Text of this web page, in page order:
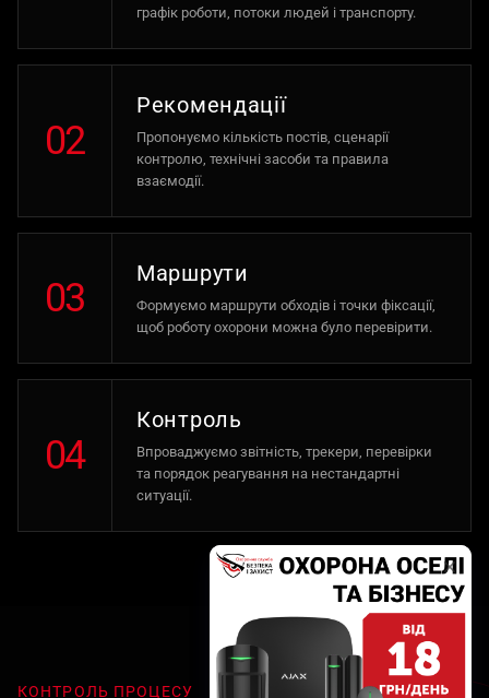
графік роботи, потоки людей і транспорту.
02
Рекомендації
Пропонуємо кількість постів, сценарії
контролю, технічні засоби та правила
взаємодії.
03
Маршрути
Формуємо маршрути обходів і точки фіксації,
щоб роботу охорони можна було перевірити.
04
Контроль
Впроваджуємо звітність, трекери, перевірки
та порядок реагування на нестандартні
ситуації.
КОНТРОЛЬ ПРОЦЕСУ